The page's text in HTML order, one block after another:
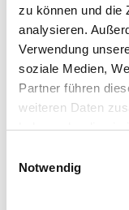
zu können und die
analysieren.
Verwendung
soziale Medien,
Partner führen
weiteren Daten
haben oder die sie
Notwendig
Aesthetic
Environmental
Mechanical
Mounting and